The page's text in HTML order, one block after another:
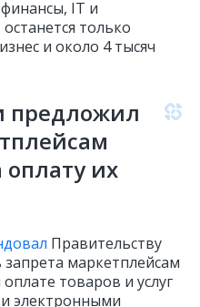
IT и
только
и около 4 тысяч
предложил
оплату их
Правительству
маркетплейсам
товаров и услуг
электронными